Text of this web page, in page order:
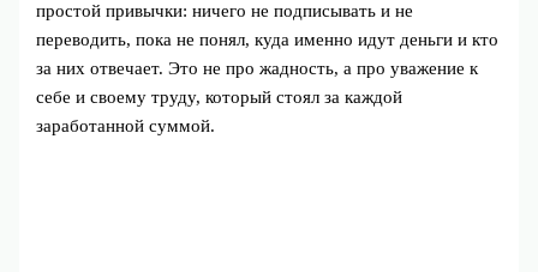
простой привычки: ничего не подписывать и не
переводить, пока не понял, куда именно идут деньги и кто
за них отвечает. Это не про жадность, а про уважение к
себе и своему труду, который стоял за каждой
заработанной суммой.